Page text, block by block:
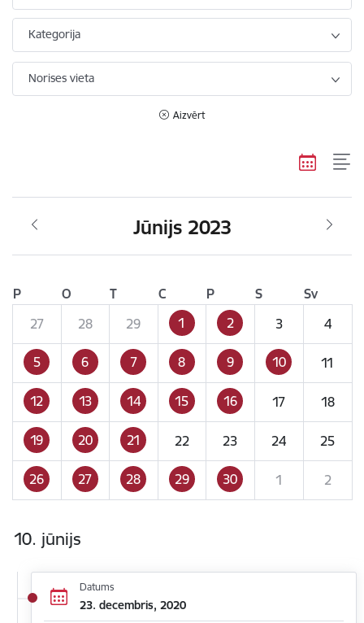
Kategorija
Norises vieta
Aizvērt
Jūnijs 2023
P O T C P S
Sv
27
28 29 1 2 3 4
5 6 7 8 9 10 11
12 13 14 15 16 17 18
19 20 21 22 23 24 25
26 27 28 29 30 1 2
10. jūnijs
Datums
23. decembris, 2020